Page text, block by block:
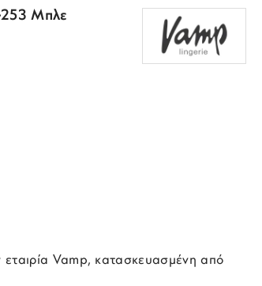
Μπλε
εταιρία Vamp, κατασκευασμένη από